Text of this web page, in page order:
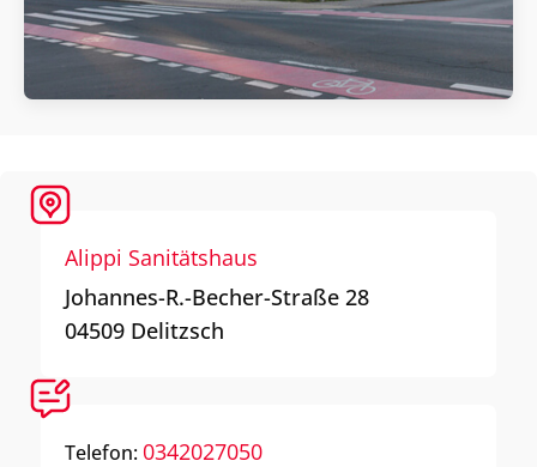
Alippi Sanitätshaus
Johannes-R.-Becher-Straße 28
04509 Delitzsch
Telefon: 0342027050